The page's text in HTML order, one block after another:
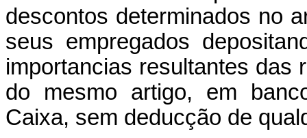
descontos determinados no
seus empregados
importancias resultantes das
do mesmo artigo, em
Caixa, sem deducção de